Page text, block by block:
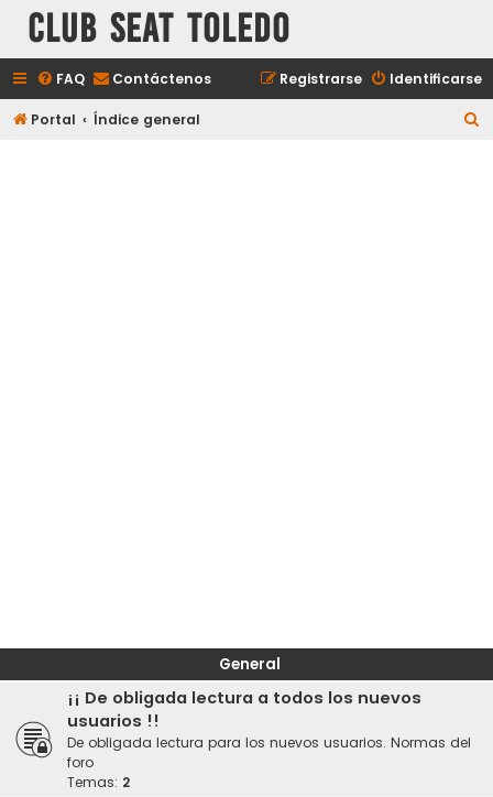
Club Seat Toledo
FAQ Contáctenos Identificarse
Registrarse
Portal Índice general
General
¡¡ De obligada lectura a todos los nuevos
usuarios !!
De obligada lectura para los nuevos usuarios. Normas del
foro
Temas: 2